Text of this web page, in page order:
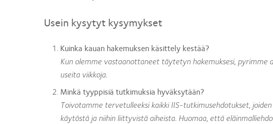
Usein kysytyt kysymykset
Kuinka kauan hakemuksen käsittely kestää?
Kun olemme vastaanottaneet täytetyn hakemuksesi, pyrimme
useita viikkoja.
Minkä tyyppisiä tutkimuksia hyväksytään?
Toivotamme tervetulleeksi kaikki IIS-tutkimusehdotukset,
käytöstä ja niihin liittyvistä aiheista. Huomaa, että